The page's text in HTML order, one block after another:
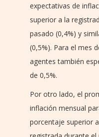
expectativas de
superior a la
pasado (0,4%) y
(0,5%). Para el mes
agentes también
de 0,5%.
Por otro lado, el
inflación mensual
porcentaje superior